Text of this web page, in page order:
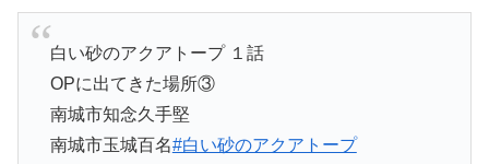
白い砂のアクアトープ １話
OPに出てきた場所③
南城市知念久手堅
南城市玉城百名#白い砂のアクアトープ